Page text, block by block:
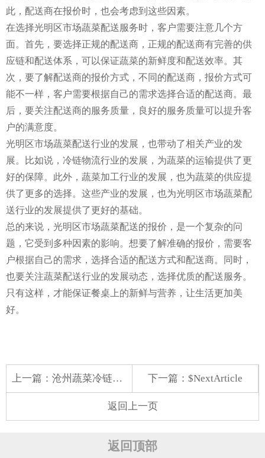
此，配送商在报价时，也会考虑到这些因素。
在选择光明区市场蔬菜配送服务时，客户需要注意几个方
面。首先，要选择正规的配送商，正规的配送商有完善的供
应链和配送体系，可以保证蔬菜的新鲜度和配送效率。其
次，要了解配送商的报价方式，不同的配送商，报价方式可
能不一样，客户需要根据自己的需求选择合适的配送商。最
后，要关注配送商的服务质量，良好的服务质量可以提升客
户的满意度。
光明区市场蔬菜配送行业的发展，也带动了相关产业的发
展。比如说，冷链物流行业的发展，为蔬菜的运输提供了更
好的保障。此外，蔬菜加工行业的发展，也为蔬菜的供应提
供了更多的选择。这些产业的发展，也为光明区市场蔬菜配
送行业的发展提供了更好的基础。
总的来说，光明区市场蔬菜配送的报价，是一个复杂的问
题，它受到多种因素的影响。想要了解准确的报价，需要客
户根据自己的需求，选择合适的配送方式和配送商。同时，
也要关注蔬菜配送行业的发展动态，选择优质的配送服务。
只有这样，才能保证餐桌上的新鲜与营养，让生活更加美
好。
上一篇： 沧州蔬菜冷链配送电话 下一篇：$NextArticle
返回上一页
返回顶部